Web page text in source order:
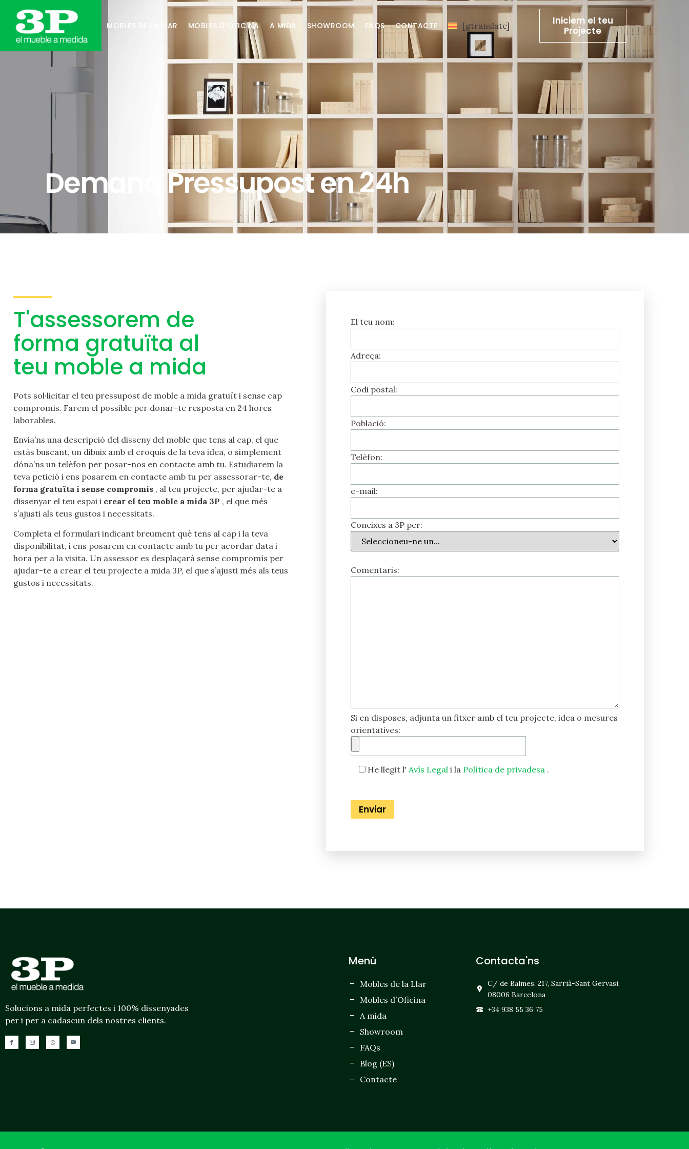
MOBLES DE LA LLAR MOBLES D´OFICINA A MIDA SHOWROOM FAQS CONTACTE [gtranslate]
Iniciem el teu
Projecte
Demana Pressupost en 24h
T'assessorem de
forma gratuïta al
teu moble a mida
Pots sol·licitar el teu pressupost de moble a mida gratuït i sense cap
compromís. Farem el possible per donar-te resposta en 24 hores
laborables.
Envia’ns una descripció del disseny del moble que tens al cap, el que
estàs buscant, un dibuix amb el croquis de la teva idea, o simplement
dóna’ns un telèfon per posar-nos en contacte amb tu. Estudiarem la
teva petició i ens posarem en contacte amb tu per assessorar-te, de
forma gratuïta i sense compromís , al teu projecte, per ajudar-te a
dissenyar el teu espai i crear el teu moble a mida 3P , el que més
s’ajusti als teus gustos i necessitats.
Completa el formulari indicant breument què tens al cap i la teva
disponibilitat, i ens posarem en contacte amb tu per acordar data i
hora per a la visita. Un assessor es desplaçarà sense compromís per
ajudar-te a crear el teu projecte a mida 3P, el que s’ajusti més als teus
gustos i necessitats.
El teu nom:
Adreça:
Codi postal:
Població:
Telèfon:
e-mail:
Coneixes a 3P per:
Comentaris:
Si en disposes, adjunta un fitxer amb el teu projecte, idea o mesures
orientatives:
He llegit l' Avís Legal i la Política de privadesa .
Solucions a mida perfectes i 100% dissenyades
per i per a cadascun dels nostres clients.
Menú
Mobles de la Llar
Mobles d´Oficina
A mida
Showroom
FAQs
Blog (ES)
Contacte
Contacta'ns
C/ de Balmes, 217, Sarrià-Sant Gervasi,
08006 Barcelona
+34 938 55 36 75